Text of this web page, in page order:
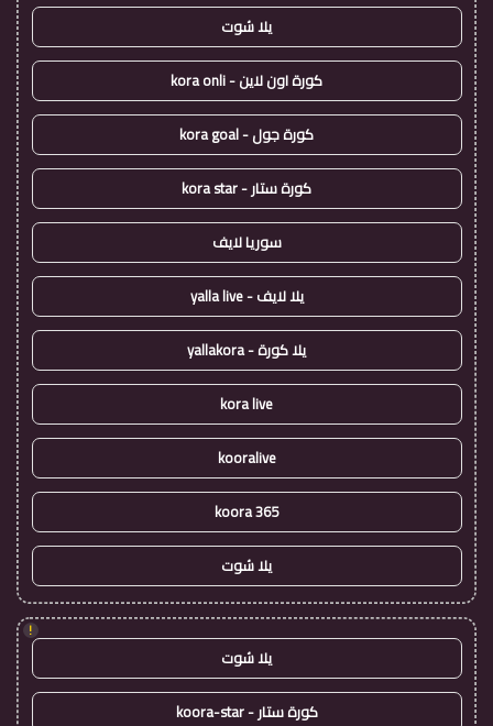
يلا شوت
كورة اون لاين - kora onli
كورة جول - kora goal
كورة ستار - kora star
سوريا لايف
يلا لايف - yalla live
يلا كورة - yallakora
kora live
kooralive
koora 365
يلا شوت
!
يلا شوت
كورة ستار - koora-star